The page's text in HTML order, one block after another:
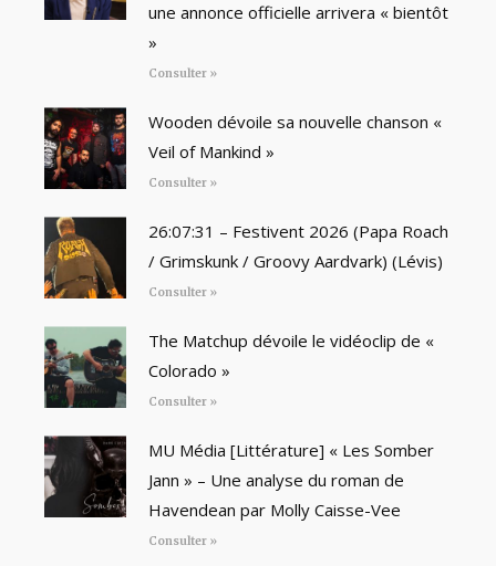
une annonce officielle arrivera « bientôt
»
Consulter »
Wooden dévoile sa nouvelle chanson «
Veil of Mankind »
Consulter »
26:07:31 – Festivent 2026 (Papa Roach
/ Grimskunk / Groovy Aardvark) (Lévis)
Consulter »
The Matchup dévoile le vidéoclip de «
Colorado »
Consulter »
MU Média [Littérature] « Les Somber
Jann » – Une analyse du roman de
Havendean par Molly Caisse-Vee
Consulter »